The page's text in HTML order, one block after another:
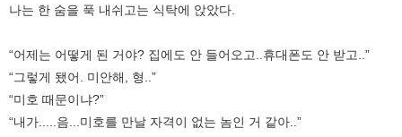
나는 한 숨을 푹 내쉬고는 식탁에 앉았다.
“어제는 어떻게 된 거야? 집에도 안 들어오고..휴대폰도 안 받고..”
“그렇게 됐어. 미안해, 형..”
“미호 때문이냐?”
“내가.....음...미호를 만날 자격이 없는 놈인 거 같아..”